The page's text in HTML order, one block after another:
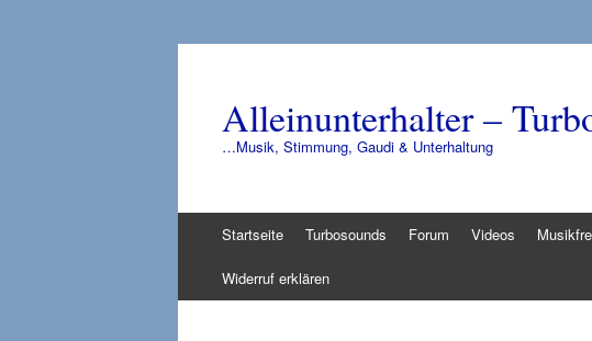
Alleinunterhalter –
…Musik, Stimmung, Gaudi & Unterhaltung
springen
Startseite Turbosounds Forum Videos
Widerruf erklären